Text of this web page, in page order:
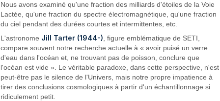
Nous avons examiné qu'une fraction des milliards d'étoiles de la Voie
Lactée, qu'une fraction du spectre électromagnétique, qu'une fraction
du ciel pendant des durées courtes et intermittentes, etc.
L'astronome Jill Tarter (1944-) , figure emblématique de SETI,
compare souvent notre recherche actuelle à « avoir puisé un verre
d'eau dans l'océan et, ne trouvant pas de poisson, conclure que
l'océan est vide ». Le véritable paradoxe, dans cette perspective, n'est
peut-être pas le silence de l'Univers, mais notre propre impatience à
tirer des conclusions cosmologiques à partir d'un échantillonnage si
ridiculement petit.